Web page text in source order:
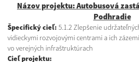
Názov projektu: Autobusová
Podhradie
Špecifický cieľ: 5.1.2 Zlepšenie
vidieckymi rozvojovými centrami a ich
vo verejných infraštruktúrach
Cieľ projektu: